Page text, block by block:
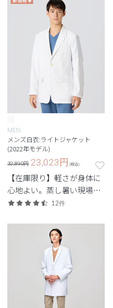
MEN
メンズ白衣:ライトジャケット
(2022年モデル)
32,890円 23,023円 (税込)
【在庫限り】軽さが身体に
心地よい。蒸し暑い現場で
重宝する軽量モデル。
12件